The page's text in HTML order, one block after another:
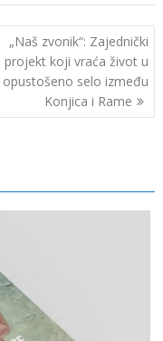
„Naš zvonik“: Zajednički
projekt koji vraća život u
opustošeno selo između
Konjica i Rame